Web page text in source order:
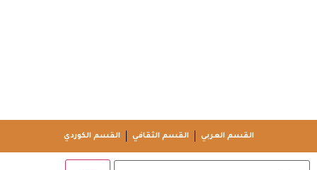
القسم العربي القسم الثقافي القسم الكوردي